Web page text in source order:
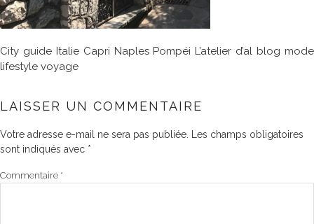
City guide Italie Capri Naples Pompéi L’atelier d’al blog mode
lifestyle voyage
LAISSER UN COMMENTAIRE
Votre adresse e-mail ne sera pas publiée.
Les champs obligatoires
sont indiqués avec *
Commentaire *